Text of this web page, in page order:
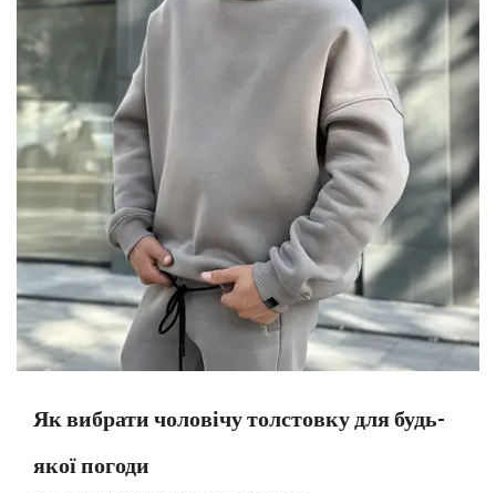
Як вибрати чоловічу толстовку для будь-
якої погоди